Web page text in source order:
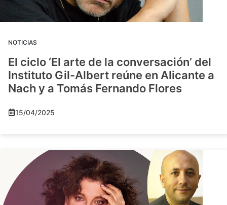
NOTICIAS
El ciclo ‘El arte de la conversación’ del
Instituto Gil-Albert reúne en Alicante a
Nach y a Tomás Fernando Flores
15/04/2025